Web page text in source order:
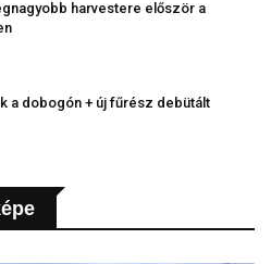
harvestere először a
a dobogón + új fűrész debütált